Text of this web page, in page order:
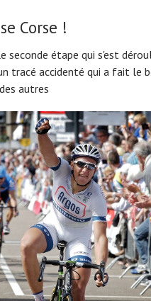
Corse !
seconde étape qui s'est
tracé accidenté qui a fait le
autres